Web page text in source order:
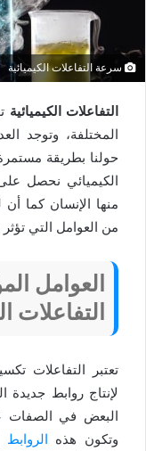
سرعة التفاعلات الكيميائية
التفاعلات الكيميائية
المختلفة، وتوجد
حولنا بطريقة
الكيميائي نحصل
منها الإنسان كما أن
من العوامل التي تؤثر
العوامل
التفاعلات
تعتبر التفاعلات
لإنتاج روابط
البعض في الصفات
وتكون هذه
الروابط